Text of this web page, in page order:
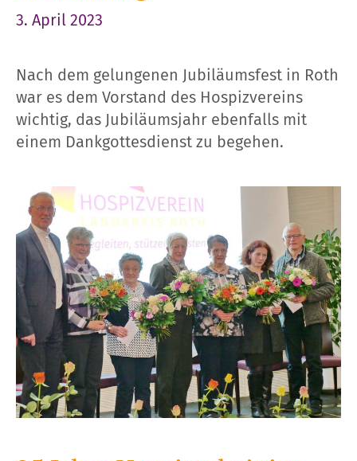
3. April 2023
Nach dem gelungenen Jubiläumsfest in Roth
war es dem Vorstand des Hospizvereins
wichtig, das Jubiläumsjahr ebenfalls mit
einem Dankgottesdienst zu begehen.